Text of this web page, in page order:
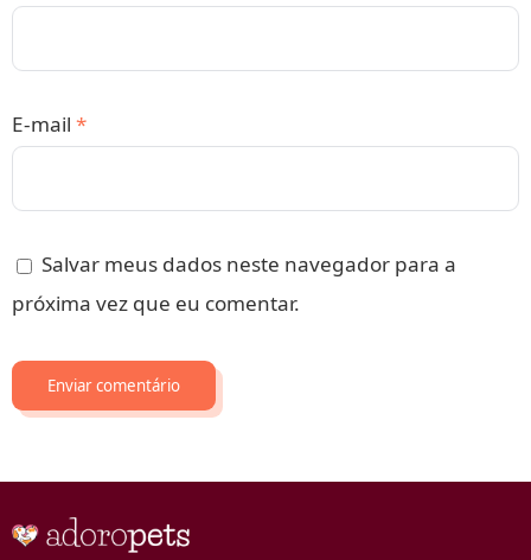
E-mail *
Salvar meus dados neste navegador para a
próxima vez que eu comentar.